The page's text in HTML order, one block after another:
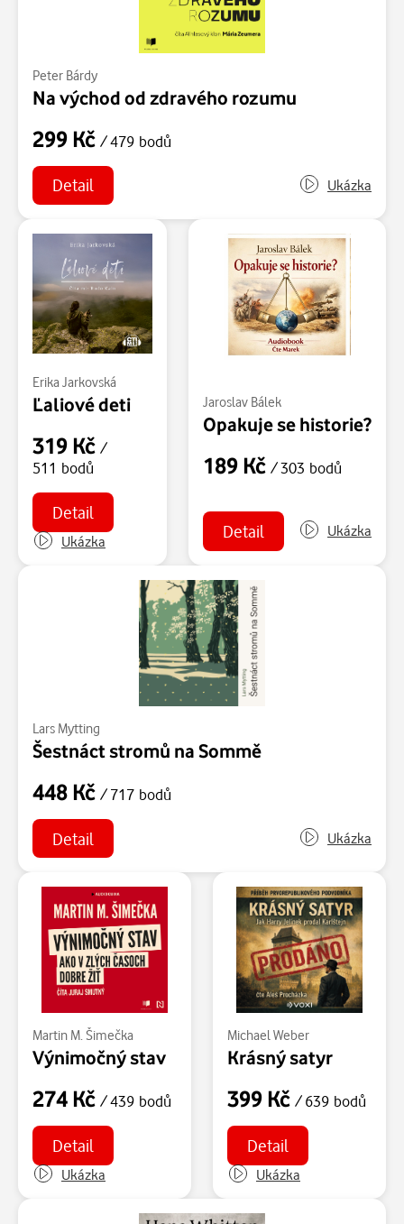
Peter Bárdy
Na východ od zdravého rozumu
299 Kč / 479 bodů
Detail Ukázka
Erika Jarkovská
Ľaliové deti
319 Kč /
511 bodů
Detail
Ukázka
Jaroslav Bálek
Opakuje se historie?
189 Kč / 303 bodů
Detail Ukázka
Lars Mytting
Šestnáct stromů na Sommě
448 Kč / 717 bodů
Detail Ukázka
Martin M. Šimečka
Výnimočný stav
274 Kč / 439 bodů
Detail
Ukázka
Michael Weber
Krásný satyr
399 Kč / 639 bodů
Detail
Ukázka